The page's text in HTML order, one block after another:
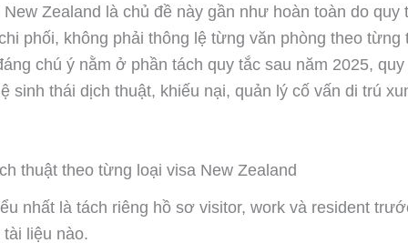
Zealand là chủ đề này gần như hoàn toàn do quy
phối, không phải thông lệ từng văn phòng theo từng
chú ý nằm ở phần tách quy tắc sau năm 2025,
sinh thái dịch thuật, khiếu nại, quản lý cố vấn di trú
thuật theo từng loại visa New Zealand
nhất là tách riêng hồ sơ visitor, work và resident
liệu nào.